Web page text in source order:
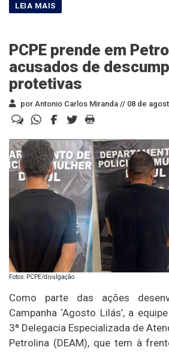
PCPE prende em
acusados de
protetivas
por Antonio Carlos Miranda // 08 de
Fotos: PCPE/divulgação
Como parte das ações
Campanha ‘Agosto Lilás’, a
3ª Delegacia Especializada de
Petrolina (DEAM), que tem à